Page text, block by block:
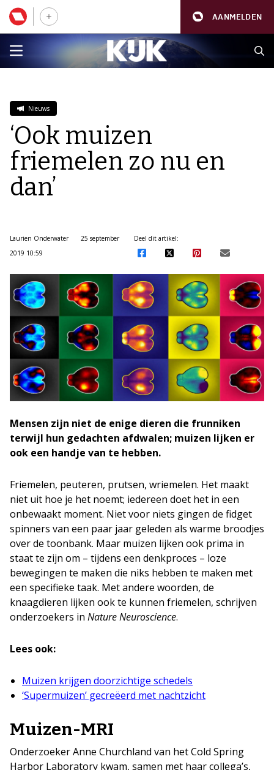
AANMELDEN
Nieuws
‘Ook muizen
friemelen zo nu en
dan’
Laurien Onderwater
25 september
2019 10:59
Deel dit artikel:
Mensen zijn niet de enige dieren die frunniken
terwijl hun gedachten afdwalen; muizen lijken er
ook een handje van te hebben.
Friemelen, peuteren, prutsen, wriemelen. Het maakt
niet uit hoe je het noemt; iedereen doet het in een
onbewaakt moment. Niet voor niets gingen de fidget
spinners van een paar jaar geleden als warme broodjes
over de toonbank. Maar muizen lijken ook prima in
staat te zijn om – tijdens een denkproces – loze
bewegingen te maken die niks hebben te maken met
een specifieke taak. Met andere woorden, de
knaagdieren lijken ook te kunnen friemelen, schrijven
onderzoekers in Nature Neuroscience.
Lees ook:
Muizen krijgen doorzichtige schedels
‘Supermuizen’ gecreëerd met nachtzicht
Muizen-MRI
Onderzoeker Anne Churchland van het Cold Spring
Harbor Laboratory kwam, samen met haar collega’s,